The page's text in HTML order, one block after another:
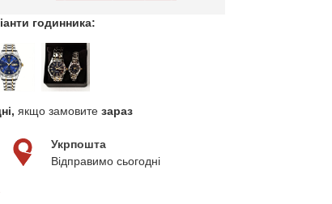
годинника:
якщо замовите зараз
Укрпошта
Відправимо сьогодні